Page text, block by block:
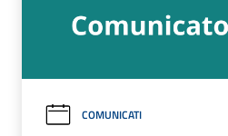
COMUNICATI